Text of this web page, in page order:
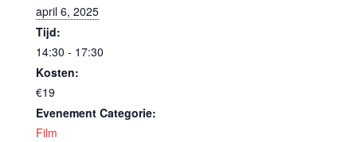
april 6, 2025
Tijd:
14:30 - 17:30
Kosten:
€19
Evenement Categorie:
Film